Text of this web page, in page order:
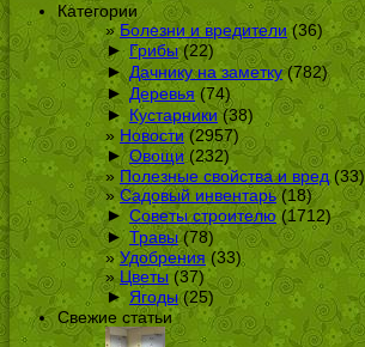
Категории
Болезни и вредители(36)
► Грибы(22)
► Дачнику на заметку(782)
► Деревья (74)
► Кустарники(38)
Новости(2957)
► Овощи(232)
Полезные свойства и вред(33)
Садовый инвентарь(18)
► Советы строителю(1712)
► Травы(78)
Удобрения (33)
Цветы (37)
► Ягоды(25)
Свежие статьи